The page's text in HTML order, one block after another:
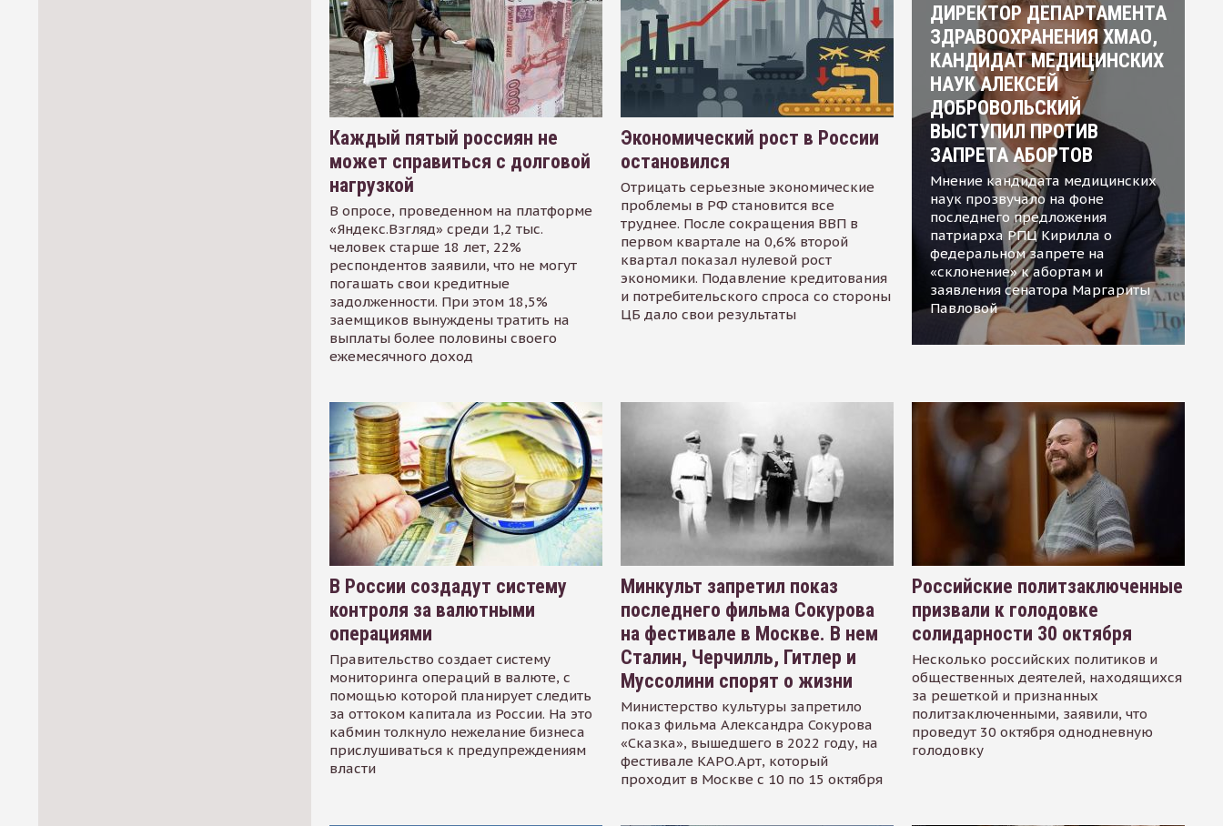
Каждый пятый россиян не
может справиться с долговой
нагрузкой
В опросе, проведенном на платформе
«Яндекс.Взгляд» среди 1,2 тыс.
человек старше 18 лет, 22%
респондентов заявили, что не могут
погашать свои кредитные
задолженности. При этом 18,5%
заемщиков вынуждены тратить на
выплаты более половины своего
ежемесячного доход
Экономический рост в России
остановился
Отрицать серьезные экономические
проблемы в РФ становится все
труднее. После сокращения ВВП в
первом квартале на 0,6% второй
квартал показал нулевой рост
экономики. Подавление кредитования
и потребительского спроса со стороны
ЦБ дало свои результаты
ДИРЕКТОР ДЕПАРТАМЕНТА
ЗДРАВООХРАНЕНИЯ ХМАО,
КАНДИДАТ МЕДИЦИНСКИХ
НАУК АЛЕКСЕЙ
ДОБРОВОЛЬСКИЙ
ВЫСТУПИЛ ПРОТИВ
ЗАПРЕТА АБОРТОВ
Мнение кандидата медицинских
наук прозвучало на фоне
последнего предложения
патриарха РПЦ Кирилла о
федеральном запрете на
«склонение» к абортам и
заявления сенатора Маргариты
Павловой
В России создадут систему
контроля за валютными
операциями
Правительство создает систему
мониторинга операций в валюте, с
помощью которой планирует следить
за оттоком капитала из России. На это
кабмин толкнуло нежелание бизнеса
прислушиваться к предупреждениям
власти
Минкульт запретил показ
последнего фильма Сокурова
на фестивале в Москве. В нем
Сталин, Черчилль, Гитлер и
Муссолини спорят о жизни
Министерство культуры запретило
показ фильма Александра Сокурова
«Сказка», вышедшего в 2022 году, на
фестивале КАРО.Арт, который
проходит в Москве с 10 по 15 октября
Российские политзаключенные
призвали к голодовке
солидарности 30 октября
Несколько российских политиков и
общественных деятелей, находящихся
за решеткой и признанных
политзаключенными, заявили, что
проведут 30 октября однодневную
голодовку